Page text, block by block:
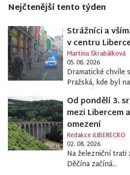
Nejčtenější tento týden
Strážníci a
v centru
Martina Škrabálková
05. 08. 2026
Dramatické chvíle
Pražská, kde byl
Od pondělí 3.
mezi Libercem
omezení
Redakce iLIBERECKO
02. 08. 2026
Na železniční trati
Děčína začíná...